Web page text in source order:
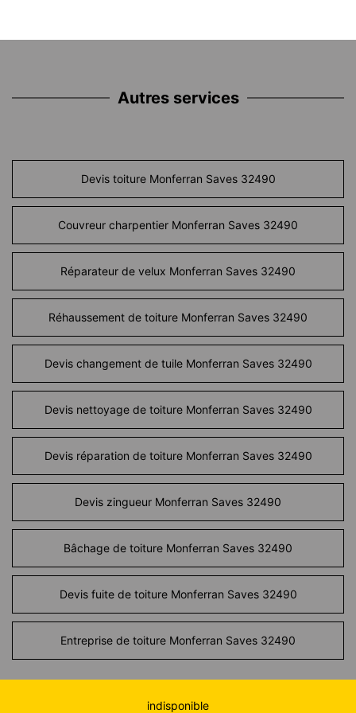
Autres services
Devis toiture Monferran Saves 32490
Couvreur charpentier Monferran Saves 32490
Réparateur de velux Monferran Saves 32490
Réhaussement de toiture Monferran Saves 32490
Devis changement de tuile Monferran Saves 32490
Devis nettoyage de toiture Monferran Saves 32490
Devis réparation de toiture Monferran Saves 32490
Devis zingueur Monferran Saves 32490
Bâchage de toiture Monferran Saves 32490
Devis fuite de toiture Monferran Saves 32490
Entreprise de toiture Monferran Saves 32490
indisponible